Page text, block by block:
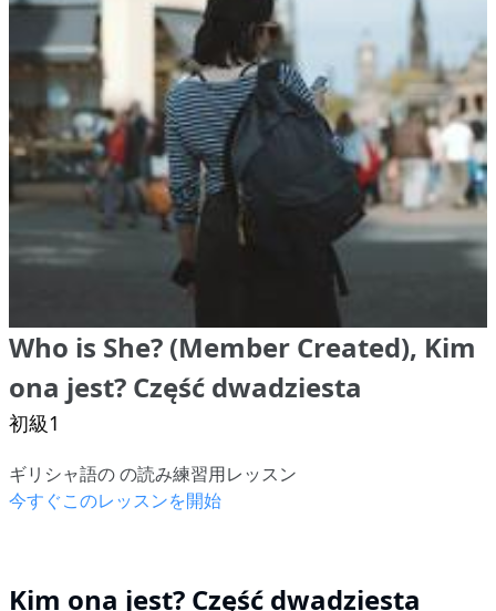
Who is She? (Member Created), Kim
ona jest? Część dwadziesta
初級1
ギリシャ語の の読み練習用レッスン
今すぐこのレッスンを開始
Kim ona jest? Część dwadziesta